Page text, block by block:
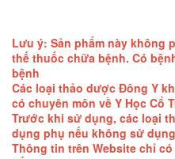
Lưu ý: Sản phẩm này không
thế thuốc chữa bệnh. Có
bệnh
Các loại thảo dược Đông Y
có chuyên môn về Y Học Cổ
Trước khi sử dụng, các loại
dụng phụ nếu không sử
Thông tin trên Website chỉ